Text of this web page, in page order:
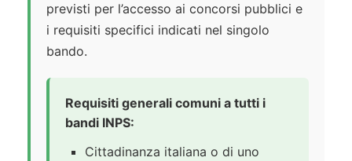
previsti per l’accesso ai concorsi pubblici e
i requisiti specifici indicati nel singolo
bando.
Requisiti generali comuni a tutti i
bandi INPS:
Cittadinanza italiana o di uno